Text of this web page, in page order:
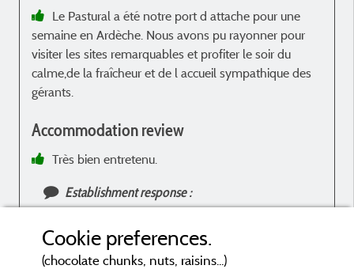
Le Pastural a été notre port d attache pour une
semaine en Ardèche. Nous avons pu rayonner pour
visiter les sites remarquables et profiter le soir du
calme,de la fraîcheur et de l accueil sympathique des
gérants.
Accommodation review
Très bien entretenu.
Establishment response :
Cookie preferences.
(chocolate chunks, nuts, raisins...)